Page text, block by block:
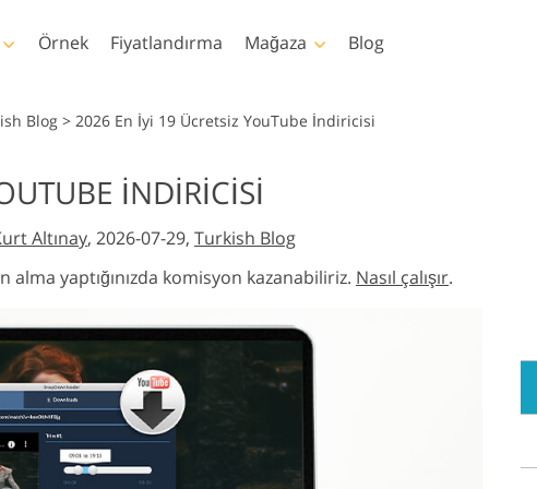
Bebek Fotoğraf Rötuş
Zeka
İmaj Manipülasyon
Hizmetleri
Örnek Fiyatlandırma Mağaza
Tüm
Templates
Şablonlar
Pazarlama şablonları
Sevgililer Günü Kartları
Düğün davetiyeleri
davetiyesi
Blog
Blog > 2026 En İyi 19 Ücretsiz YouTube İndiricisi
İNDIRICISI
Altınay, 2026-07-29, Turkish Blog
alma yaptığınızda komisyon kazanabiliriz. Nasıl çalışır.